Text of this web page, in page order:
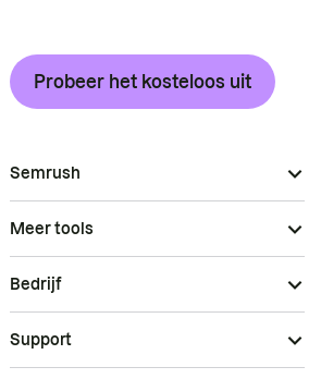
Probeer het kosteloos uit
Semrush
Meer tools
Bedrijf
Support